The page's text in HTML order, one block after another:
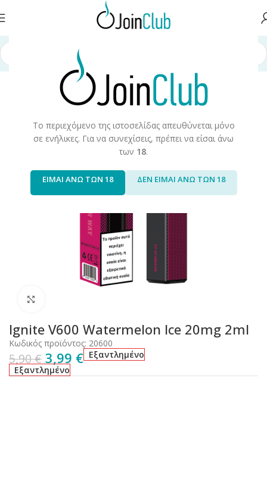
Το περιεχόμενο της ιστοσελίδας απευθύνεται μόνο
σε ενήλικες. Για να συνεχίσεις, πρέπει να είσαι άνω
των 18.
ΕΙΜΑΙ ΑΝΩ ΤΩΝ 18 ΔΕΝ ΕΙΜΑΙ ΑΝΩ ΤΩΝ 18
Join Special Offers
Ignite V600 Watermelon Ice 20mg 2ml
Κωδικός προϊόντος: 20600
5,90€ 3,99 € Εξαντλημένο
Εξαντλημένο